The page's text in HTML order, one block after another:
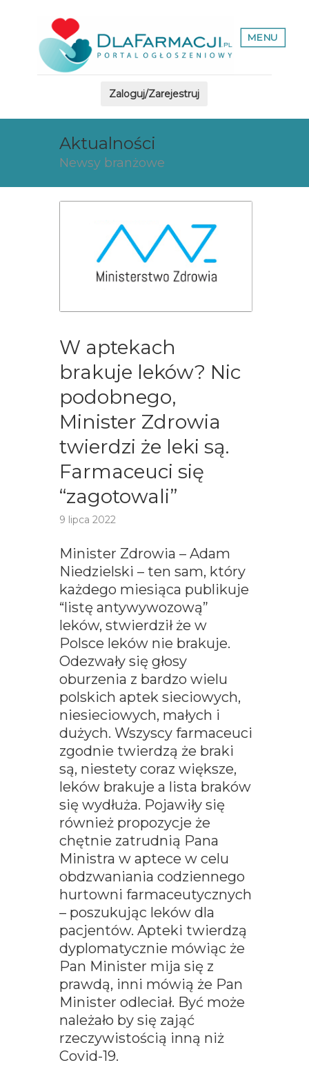
MENU
Zaloguj/Zarejestruj
Aktualności
Newsy branżowe
W aptekach
brakuje leków? Nic
podobnego,
Minister Zdrowia
twierdzi że leki są.
Farmaceuci się
“zagotowali”
9 lipca 2022
Minister Zdrowia – Adam
Niedzielski – ten sam, który
każdego miesiąca publikuje
“listę antywywozową”
leków, stwierdził że w
Polsce leków nie brakuje.
Odezwały się głosy
oburzenia z bardzo wielu
polskich aptek sieciowych,
niesieciowych, małych i
dużych. Wszyscy farmaceuci
zgodnie twierdzą że braki
są, niestety coraz większe,
leków brakuje a lista braków
się wydłuża. Pojawiły się
również propozycje że
chętnie zatrudnią Pana
Ministra w aptece w celu
obdzwaniania codziennego
hurtowni farmaceutycznych
– poszukując leków dla
pacjentów. Apteki twierdzą
dyplomatycznie mówiąc że
Pan Minister mija się z
prawdą, inni mówią że Pan
Minister odleciał. Być może
należało by się zająć
rzeczywistością inną niż
Covid-19.